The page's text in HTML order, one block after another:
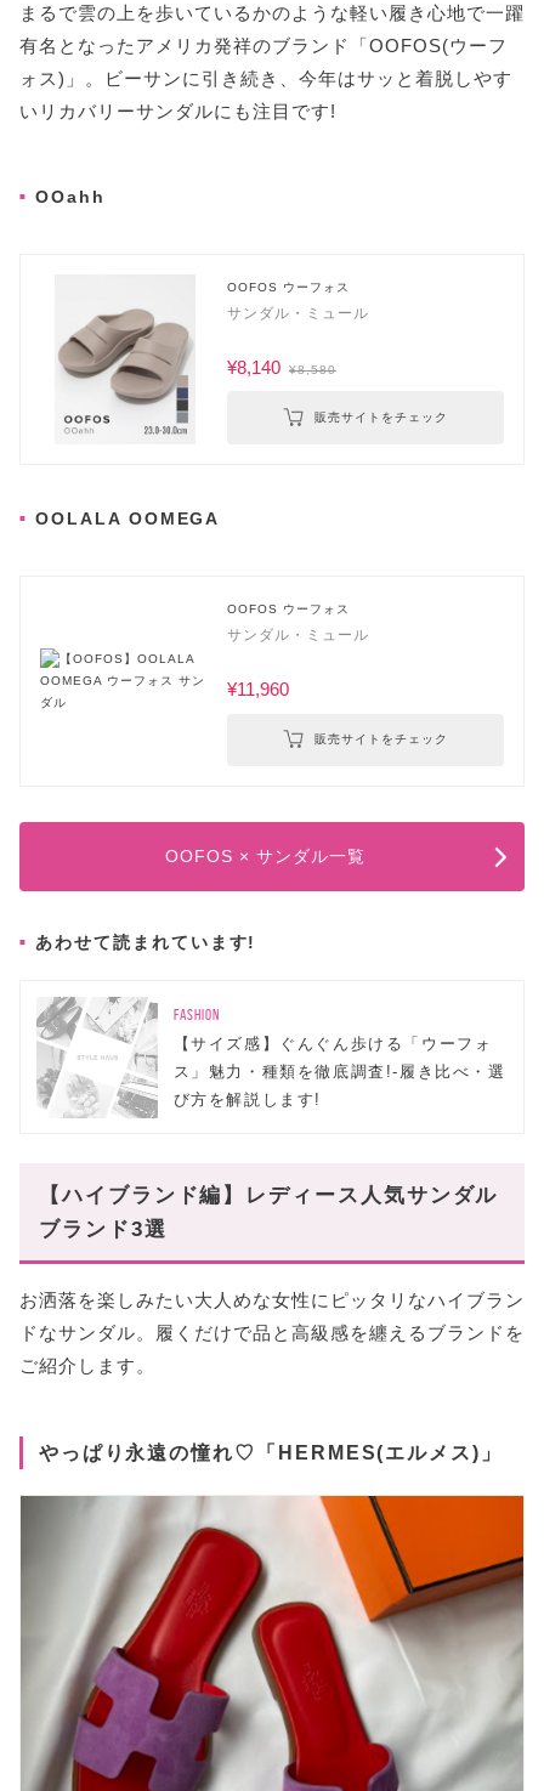
まるで雲の上を歩いているかのような軽い履き心地で一躍
有名となったアメリカ発祥のブランド「OOFOS(ウーフ
ォス)」。ビーサンに引き続き、今年はサッと着脱しやす
いリカバリーサンダルにも注目です!
OOahh
OOFOS ウーフォス
サンダル・ミュール
¥8,140 ¥8,580
販売サイトをチェック
OOLALA OOMEGA
OOFOS ウーフォス
サンダル・ミュール
¥11,960
販売サイトをチェック
OOFOS × サンダル一覧
あわせて読まれています!
FASHION
【サイズ感】ぐんぐん歩ける「ウーフォ
ス」魅力・種類を徹底調査!-履き比べ・選
び方を解説します!
【ハイブランド編】レディース人気サンダル
ブランド3選
お洒落を楽しみたい大人めな女性にピッタリなハイブラン
ドなサンダル。履くだけで品と高級感を纏えるブランドを
ご紹介します。
やっぱり永遠の憧れ♡「HERMES(エルメス)」